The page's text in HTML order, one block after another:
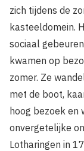
zich tijdens de
kasteeldomein.
sociaal
kwamen op
zomer. Ze
met de boot,
hoog bezoek en
onvergetelijke
Lotharingen in